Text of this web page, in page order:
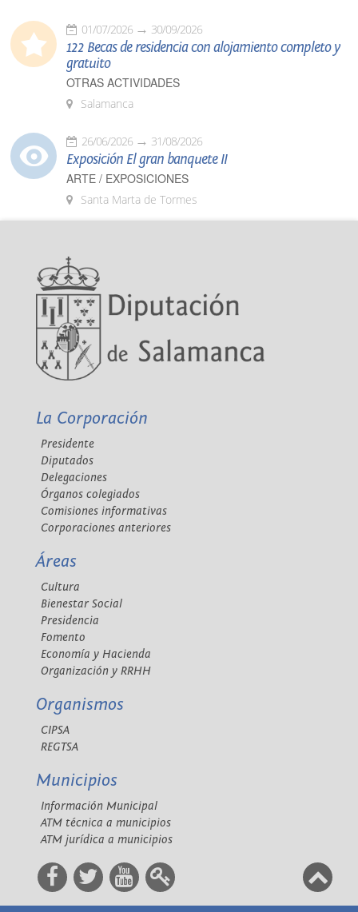
01/07/2026 30/09/2026
122 Becas de residencia con alojamiento completo y
gratuito
OTRAS ACTIVIDADES
Salamanca
26/06/2026 31/08/2026
Exposición El gran banquete II
ARTE / EXPOSICIONES
Santa Marta de Tormes
La Corporación
Presidente
Diputados
Delegaciones
Órganos colegiados
Comisiones informativas
Corporaciones anteriores
Áreas
Cultura
Bienestar Social
Presidencia
Fomento
Economía y Hacienda
Organización y RRHH
Organismos
CIPSA
REGTSA
Municipios
Información Municipal
ATM técnica a municipios
ATM jurídica a municipios